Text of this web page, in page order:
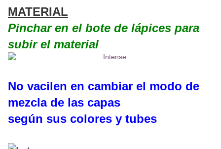
MATERIAL
Pinchar en el bote de lápices para
subir el material
No vacilen en cambiar el modo de
mezcla de las capas
según sus colores y tubes